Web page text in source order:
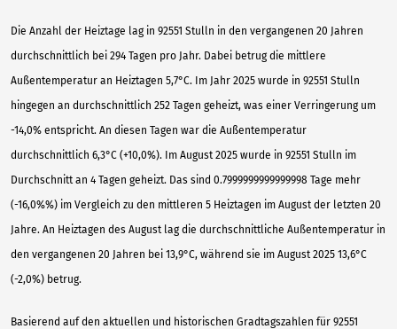
Die Anzahl der Heiztage lag in 92551 Stulln in den vergangenen 20 Jahren
durchschnittlich bei 294 Tagen pro Jahr. Dabei betrug die mittlere
Außentemperatur an Heiztagen 5,7°C. Im Jahr 2025 wurde in 92551 Stulln
hingegen an durchschnittlich 252 Tagen geheizt, was einer Verringerung um
-14,0% entspricht. An diesen Tagen war die Außentemperatur
durchschnittlich 6,3°C (+10,0%). Im August 2025 wurde in 92551 Stulln im
Durchschnitt an 4 Tagen geheizt. Das sind 0.7999999999999998 Tage mehr
(-16,0%%) im Vergleich zu den mittleren 5 Heiztagen im August der letzten 20
Jahre. An Heiztagen des August lag die durchschnittliche Außentemperatur in
den vergangenen 20 Jahren bei 13,9°C, während sie im August 2025 13,6°C
(-2,0%) betrug.
Basierend auf den aktuellen und historischen Gradtagszahlen für 92551